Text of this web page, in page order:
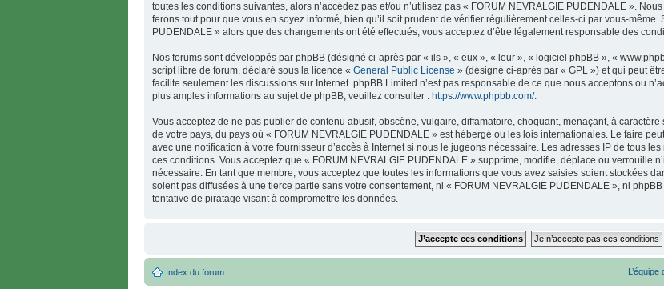
toutes les conditions suivantes, alors n’accédez pas et/ou n’utilisez pas « FORUM NEVRALGIE PUDENDALE ».
ferons tout pour que vous en soyez informé, bien qu’il soit prudent de vérifier régulièrement celles-ci par vous-même.
PUDENDALE » alors que des changements ont été effectués, vous acceptez d’être légalement responsable des
Nos forums sont développés par phpBB (désigné ci-après par « ils », « eux », « leur », « logiciel phpBB », «
script libre de forum, déclaré sous la licence « General Public License » (désigné ci-après par « GPL ») et qui peut
facilite seulement les discussions sur Internet. phpBB Limited n’est pas responsable de ce que nous acceptons ou
plus amples informations au sujet de phpBB, veuillez consulter : https://www.phpbb.com/.
Vous acceptez de ne pas publier de contenu abusif, obscène, vulgaire, diffamatoire, choquant, menaçant, à
de votre pays, du pays où « FORUM NEVRALGIE PUDENDALE » est hébergé ou les lois internationales. Le faire
avec une notification à votre fournisseur d’accès à Internet si nous le jugeons nécessaire. Les adresses IP de tous
ces conditions. Vous acceptez que « FORUM NEVRALGIE PUDENDALE » supprime, modifie, déplace ou verrouille
nécessaire. En tant que membre, vous acceptez que toutes les informations que vous avez saisies soient stockées
soient pas diffusées à une tierce partie sans votre consentement, ni « FORUM NEVRALGIE PUDENDALE », ni
tentative de piratage visant à compromettre les données.
Index du forum L’équipe